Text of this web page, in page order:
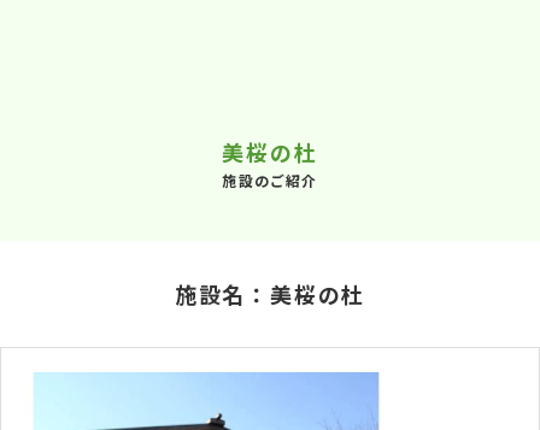
美桜の杜
施設のご紹介
施設名：美桜の杜